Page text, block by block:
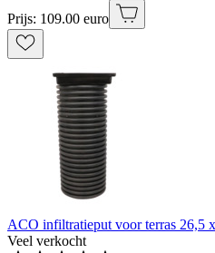
Prijs: 109.00 euro
ACO infiltratieput voor terras 26,5
Veel verkocht